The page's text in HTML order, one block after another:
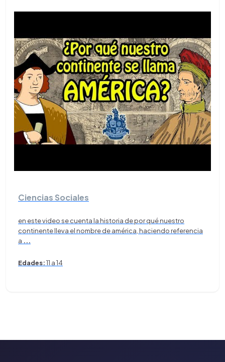
Ciencias Sociales
en este video se cuenta la historia de por qué nuestro
continente lleva el nombre de américa, haciendo referencia
a ...
Edades:11 a 14